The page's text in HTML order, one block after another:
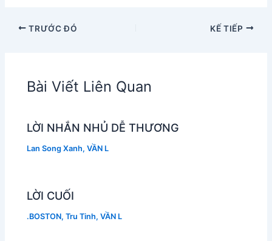
TRƯỚC ĐÓ KẾ TIẾP
Bài Viết Liên Quan
LỜI NHẮN NHỦ DỄ THƯƠNG
Lan Song Xanh,VẦN L
LỜI CUỐI
.BOSTON,Tru Tinh,VẦN L